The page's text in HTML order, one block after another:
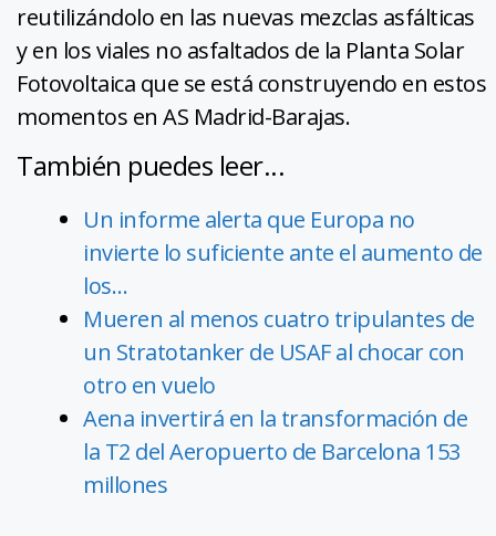
reutilizándolo en las nuevas mezclas asfálticas
y en los viales no asfaltados de la Planta Solar
Fotovoltaica que se está construyendo en estos
momentos en AS Madrid-Barajas.
También puedes leer...
Un informe alerta que Europa no
invierte lo suficiente ante el aumento de
los…
Mueren al menos cuatro tripulantes de
un Stratotanker de USAF al chocar con
otro en vuelo
Aena invertirá en la transformación de
la T2 del Aeropuerto de Barcelona 153
millones